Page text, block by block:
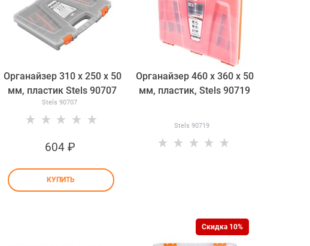
Органайзер 310 x 250 x 50
мм, пластик Stels 90707
Stels 90707
604 ₽
КУПИТЬ
Органайзер 460 х 360 х 50
мм, пластик, Stels 90719
Stels 90719
Скидка 10%